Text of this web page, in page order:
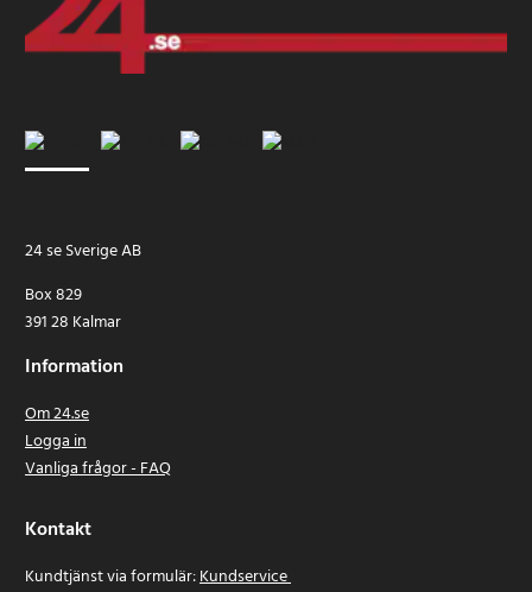
24 se Sverige AB
Box 829
391 28 Kalmar
Information
Om 24.se
Logga in
Vanliga frågor - FAQ
Kontakt
Kundtjänst via formulär:Kundservice